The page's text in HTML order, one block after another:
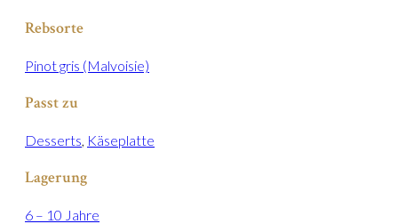
Rebsorte
Pinot gris (Malvoisie)
Passt zu
Desserts, Käseplatte
Lagerung
6 – 10 Jahre